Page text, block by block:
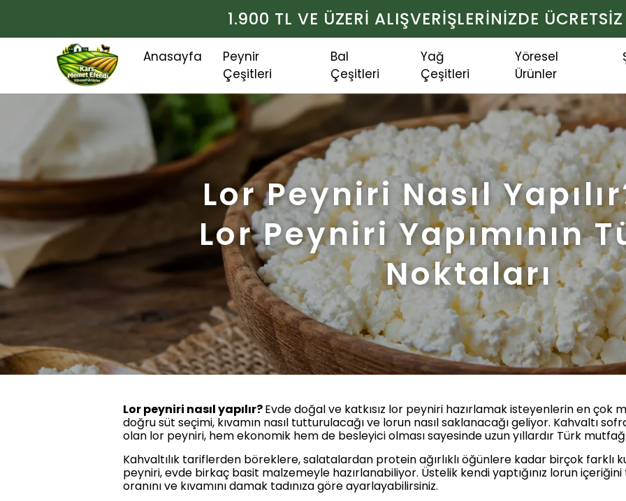
1.900 TL VE ÜZERİ ALIŞVERİŞLERİNİZDE
Anasayfa
Peynir
Çeşitleri
Bal
Çeşitleri
Yağ
Çeşitleri
Yöresel
Ürünler
Lor Peyniri Nasıl
Lor Peyniri Yapımının
Noktaları
Lor peyniri nasıl yapılır?Evde doğal ve katkısız lor peyniri hazırlamak isteyenlerin en çok
doğru süt seçimi, kıvamın nasıl tutturulacağı ve lorun nasıl saklanacağı geliyor. Kahvaltı
olan lor peyniri, hem ekonomik hem de besleyici olması sayesinde uzun yıllardır Türk
Kahvaltılık tariflerden böreklere, salatalardan protein ağırlıklı öğünlere kadar birçok farklı
peyniri, evde birkaç basit malzemeyle hazırlanabiliyor. Üstelik kendi yaptığınız lorun
oranını ve kıvamını damak tadınıza göre ayarlayabilirsiniz.